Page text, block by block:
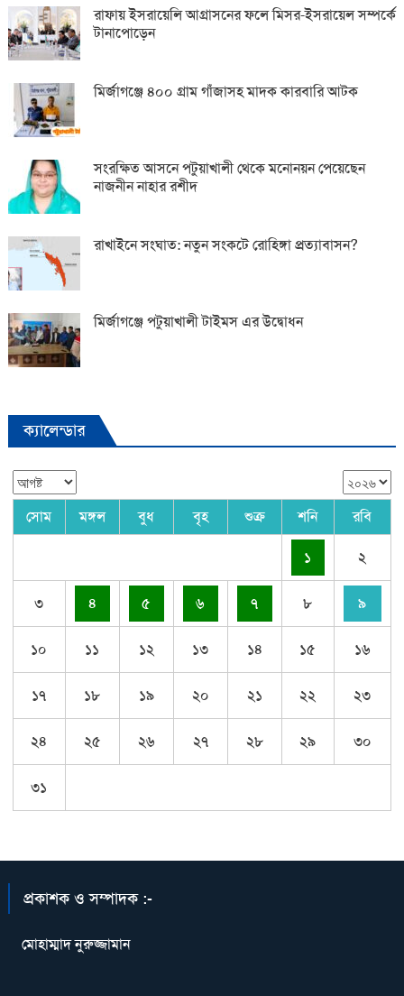
রাফায় ইসরায়েলি আগ্রাসনের ফলে মিসর-ইসরায়েল সম্পর্কে
টানাপোড়েন
মির্জাগঞ্জে ৪০০ গ্রাম গাঁজাসহ মাদক কারবারি আটক
সংরক্ষিত আসনে পটুয়াখালী থেকে মনোনয়ন পেয়েছেন
নাজনীন নাহার রশীদ
রাখাইনে সংঘাত: নতুন সংকটে রোহিঙ্গা প্রত্যাবাসন?
মির্জাগঞ্জে পটুয়াখালী টাইমস এর উদ্বোধন
ক্যালেন্ডার
সোম মঙ্গল বুধ বৃহ শুক্র শনি রবি
১ ২
৩ ৪ ৫ ৬ ৭ ৮ ৯
১০ ১১ ১২ ১৩ ১৪ ১৫ ১৬
১৭ ১৮ ১৯ ২০ ২১ ২২ ২৩
২৪ ২৫ ২৬ ২৭ ২৮ ২৯ ৩০
৩১
প্রকাশক ও সম্পাদক :-
মোহাম্মাদ নুরুজ্জামান